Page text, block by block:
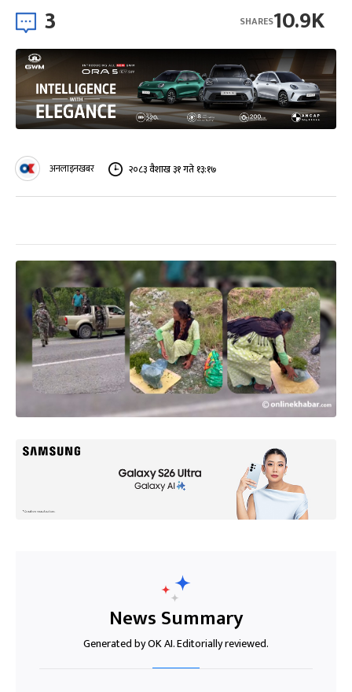
3 10.9K
SHARES
अनलाइनखबर २०८३ वैशाख ३१ गते १३:१७
News Summary
Generated by OK AI. Editorially reviewed.